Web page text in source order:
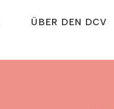
ÜBER DEN DCV